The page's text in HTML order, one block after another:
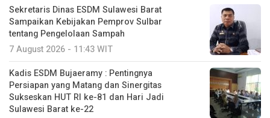
Sekretaris Dinas ESDM Sulawesi Barat
Sampaikan Kebijakan Pemprov Sulbar
tentang Pengelolaan Sampah
7 August 2026 - 11:43 WIT
Kadis ESDM Bujaeramy : Pentingnya
Persiapan yang Matang dan Sinergitas
Sukseskan HUT RI ke-81 dan Hari Jadi
Sulawesi Barat ke-22